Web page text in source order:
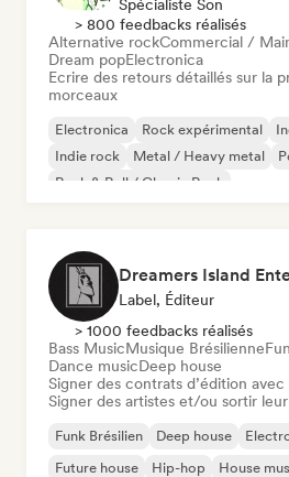
Spécialiste Son
> 800 feedbacks réalisés
Alternative rockCommercial /
Dream popElectronica
Ecrire des retours détaillés sur la
morceaux
Electronica Rock expérimental
Indie rock
Metal / Heavy metal
Rock & Roll / Classic Rock
Dreamers Island
Label, Éditeur
> 1000 feedbacks réalisés
Bass MusicMusique Brésilienne
Dance musicDeep house
Signer des contrats d’édition avec
Signer des artistes et/ou sortir
Funk Brésilien Deep house
Future house
Hip-hop House